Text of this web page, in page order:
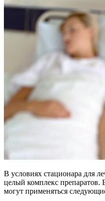
В условиях стационара для
целый комплекс препаратов.
могут применяться